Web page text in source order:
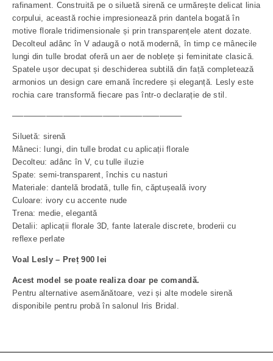
rafinament. Construită pe o siluetă sirenă ce urmărește delicat linia
corpului, această rochie impresionează prin dantela bogată în
motive florale tridimensionale și prin transparențele atent dozate.
Decolteul adânc în V adaugă o notă modernă, în timp ce mânecile
lungi din tulle brodat oferă un aer de noblețe și feminitate clasică.
Spatele ușor decupat și deschiderea subtilă din față completează
armonios un design care emană încredere și eleganță. Lesly este
rochia care transformă fiecare pas într-o declarație de stil.
──────────────────────────────
Siluetă: sirenă
Mâneci: lungi, din tulle brodat cu aplicații florale
Decolteu: adânc în V, cu tulle iluzie
Spate: semi-transparent, închis cu nasturi
Materiale: dantelă brodată, tulle fin, căptușeală ivory
Culoare: ivory cu accente nude
Trena: medie, elegantă
Detalii: aplicații florale 3D, fante laterale discrete, broderii cu
reflexe perlate
Voal Lesly – Preț 900 lei
Acest model se poate realiza doar pe comandă.
Pentru alternative asemănătoare, vezi și alte modele sirenă
disponibile pentru probă în salonul Iris Bridal.